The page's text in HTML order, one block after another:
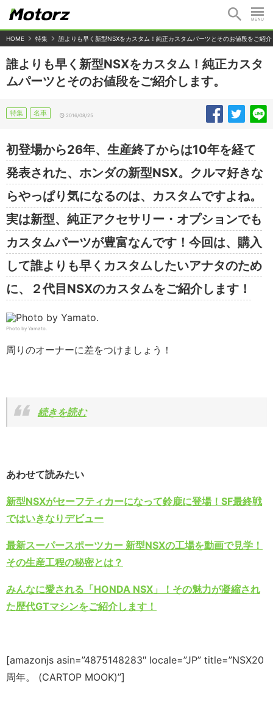
HOME 特集 誰よりも早く新型NSXをカスタム！純正カスタムパーツとそのお値段をご紹
誰よりも早く新型NSXをカスタム！純正カスタ
ムパーツとそのお値段をご紹介します。
特集 名車 2016/08/25
初登場から26年、生産終了からは10年を経て
発表された、ホンダの新型NSX。クルマ好きな
らやっぱり気になるのは、カスタムですよね。
実は新型、純正アクセサリー・オプションでも
カスタムパーツが豊富なんです！今回は、購入
して誰よりも早くカスタムしたいアナタのため
に、２代目NSXのカスタムをご紹介します！
Photo by Yamato.
周りのオーナーに差をつけましょう！
続きを読む
あわせて読みたい
新型NSXがセーフティカーになって鈴鹿に登場！SF最終戦
ではいきなりデビュー
最新スーパースポーツカー 新型NSXの工場を動画で見学！
その生産工程の秘密とは？
みんなに愛される「HONDA NSX」！その魅力が凝縮され
た歴代GTマシンをご紹介します！
[amazonjs asin=”4875148283″ locale=”JP” title=”NSX20
周年。 (CARTOP MOOK)”]